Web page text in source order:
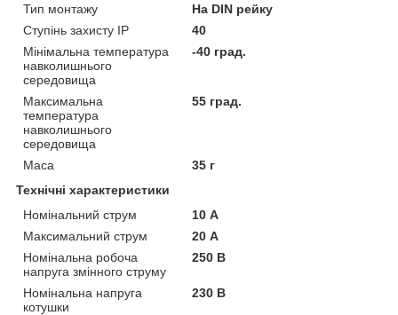
Тип монтажу
На DIN рейку
Ступінь захисту IP
40
Мінімальна температура
навколишнього
середовища
-40 град.
Максимальна
температура
навколишнього
середовища
55 град.
Маса
35 г
Технічні характеристики
Номінальний струм
10 А
Максимальний струм
20 А
Номінальна робоча
напруга змінного струму
250 В
Номінальна напруга
котушки
230 В